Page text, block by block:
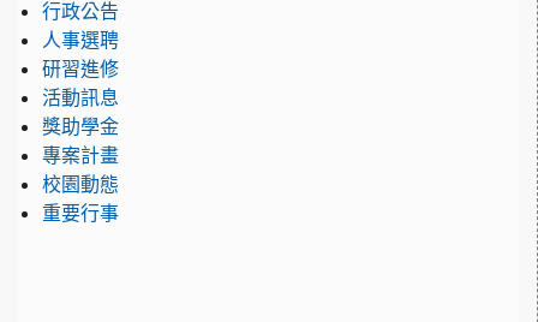
行政公告
人事選聘
研習進修
活動訊息
獎助學金
專案計畫
校園動態
重要行事